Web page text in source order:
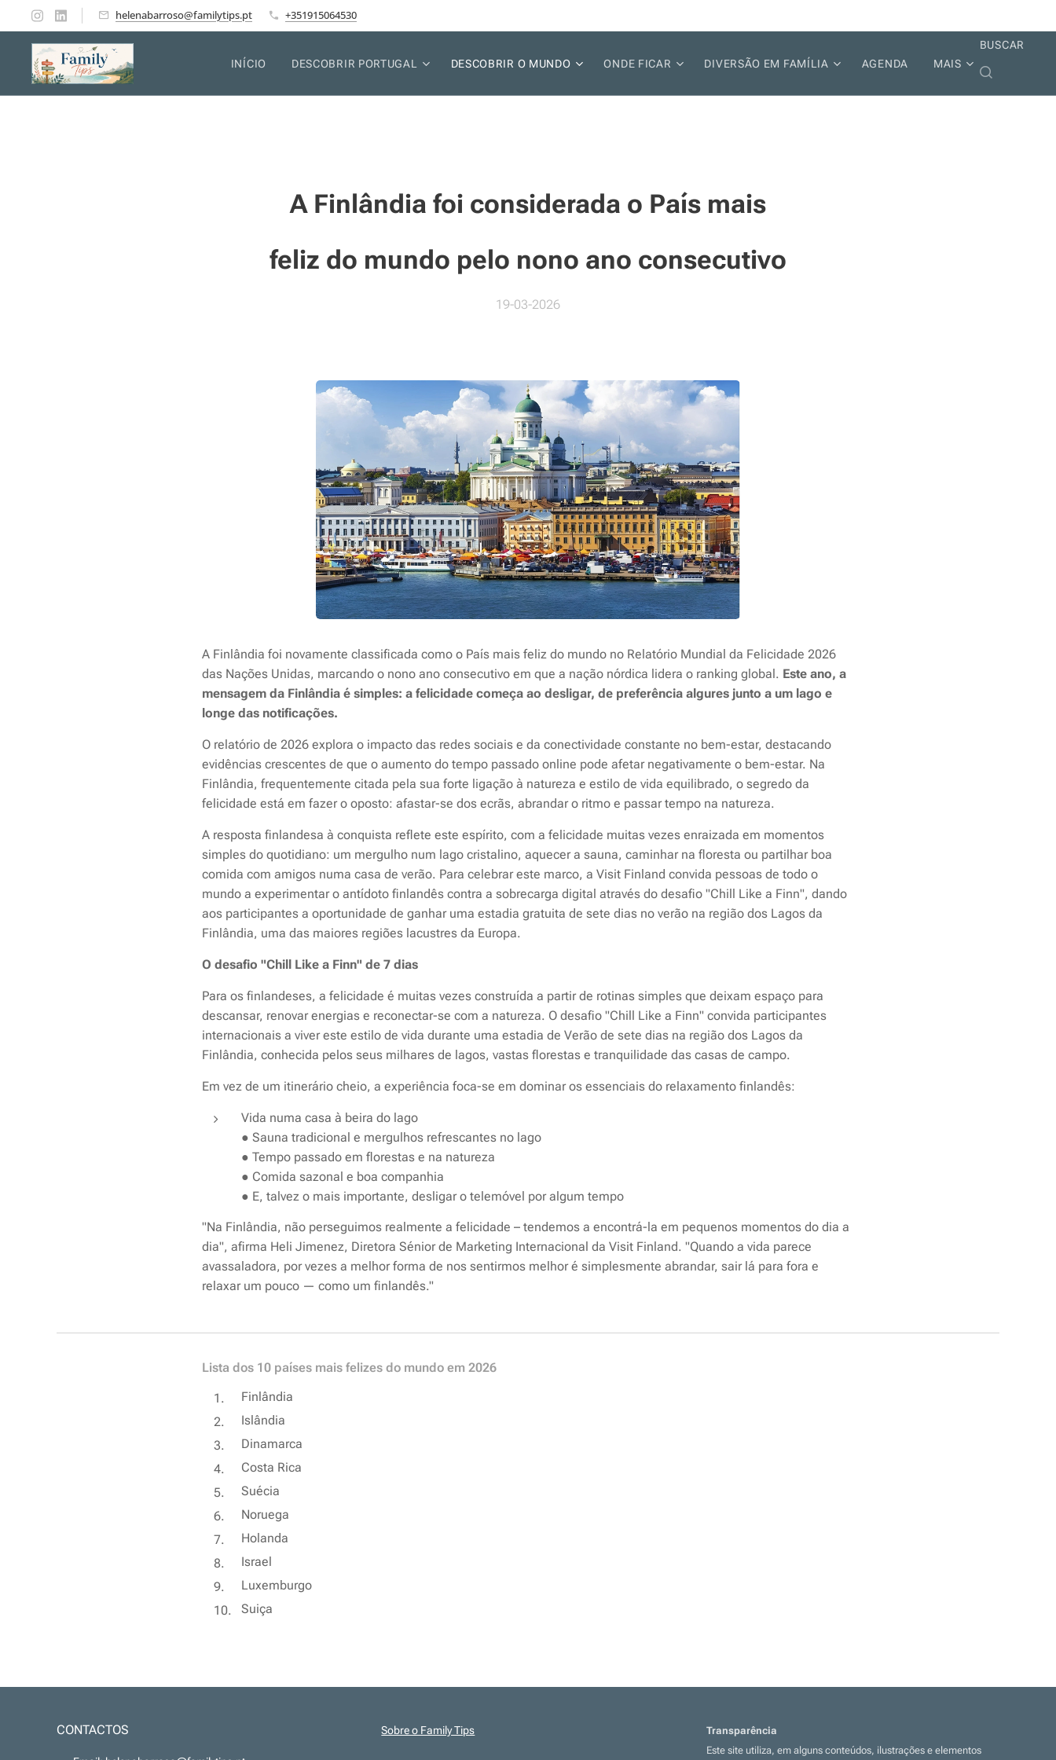
helenabarroso@familytips.pt +351915064530
INÍCIO DESCOBRIR PORTUGAL DESCOBRIR O MUNDO ONDE FICAR DIVERSÃO EM FAMÍLIA AGENDA MAIS
BUSCAR
A Finlândia foi considerada o País mais
feliz do mundo pelo nono ano consecutivo
19-03-2026
A Finlândia foi novamente classificada como o País mais feliz do mundo no Relatório Mundial da Felicidade 2026
das Nações Unidas, marcando o nono ano consecutivo em que a nação nórdica lidera o ranking global. Este ano, a
mensagem da Finlândia é simples: a felicidade começa ao desligar, de preferência algures junto a um lago e
longe das notificações.
O relatório de 2026 explora o impacto das redes sociais e da conectividade constante no bem-estar, destacando
evidências crescentes de que o aumento do tempo passado online pode afetar negativamente o bem-estar. Na
Finlândia, frequentemente citada pela sua forte ligação à natureza e estilo de vida equilibrado, o segredo da
felicidade está em fazer o oposto: afastar-se dos ecrãs, abrandar o ritmo e passar tempo na natureza.
A resposta finlandesa à conquista reflete este espírito, com a felicidade muitas vezes enraizada em momentos
simples do quotidiano: um mergulho num lago cristalino, aquecer a sauna, caminhar na floresta ou partilhar boa
comida com amigos numa casa de verão. Para celebrar este marco, a Visit Finland convida pessoas de todo o
mundo a experimentar o antídoto finlandês contra a sobrecarga digital através do desafio "Chill Like a Finn", dando
aos participantes a oportunidade de ganhar uma estadia gratuita de sete dias no verão na região dos Lagos da
Finlândia, uma das maiores regiões lacustres da Europa.
O desafio "Chill Like a Finn" de 7 dias
Para os finlandeses, a felicidade é muitas vezes construída a partir de rotinas simples que deixam espaço para
descansar, renovar energias e reconectar-se com a natureza. O desafio "Chill Like a Finn" convida participantes
internacionais a viver este estilo de vida durante uma estadia de Verão de sete dias na região dos Lagos da
Finlândia, conhecida pelos seus milhares de lagos, vastas florestas e tranquilidade das casas de campo.
Em vez de um itinerário cheio, a experiência foca-se em dominar os essenciais do relaxamento finlandês:
Vida numa casa à beira do lago
● Sauna tradicional e mergulhos refrescantes no lago
● Tempo passado em florestas e na natureza
● Comida sazonal e boa companhia
● E, talvez o mais importante, desligar o telemóvel por algum tempo
"Na Finlândia, não perseguimos realmente a felicidade – tendemos a encontrá-la em pequenos momentos do dia a
dia", afirma Heli Jimenez, Diretora Sénior de Marketing Internacional da Visit Finland. "Quando a vida parece
avassaladora, por vezes a melhor forma de nos sentirmos melhor é simplesmente abrandar, sair lá para fora e
relaxar um pouco — como um finlandês."
Lista dos 10 países mais felizes do mundo em 2026
Finlândia
Islândia
Dinamarca
Costa Rica
Suécia
Noruega
Holanda
Israel
Luxemburgo
Suiça
CONTACTOS Sobre o Family Tips
Transparência
Este site utiliza, em alguns conteúdos, ilustrações e elementos